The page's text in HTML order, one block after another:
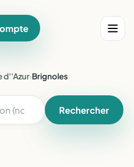
d''Azur›Brignoles
Rechercher